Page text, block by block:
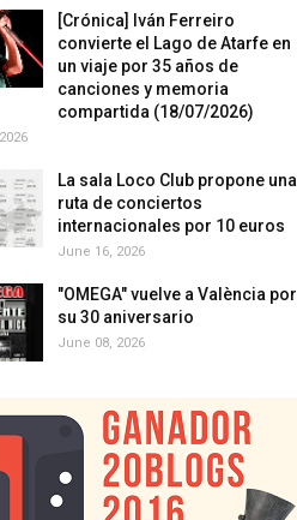
[Crónica] Iván Ferreiro
convierte el Lago de Atarfe en
un viaje por 35 años de
canciones y memoria
compartida (18/07/2026)
La sala Loco Club propone una
ruta de conciertos
internacionales por 10 euros
June 16, 2026
"OMEGA" vuelve a València por
su 30 aniversario
June 08, 2026